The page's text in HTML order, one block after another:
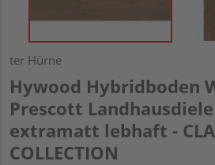
ter Hürne
Hywood Hybridboden
Prescott
extramatt lebhaft -
COLLECTION